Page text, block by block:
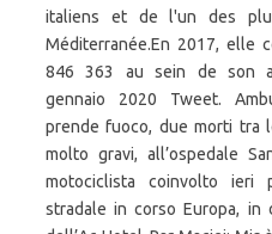
italiens et de l'un des
Méditerranée.En 2017, elle
846 363 au sein de son
gennaio 2020 Tweet.
prende fuoco, due morti tra
molto gravi, all’ospedale
motociclista coinvolto ieri
stradale in corso Europa, in